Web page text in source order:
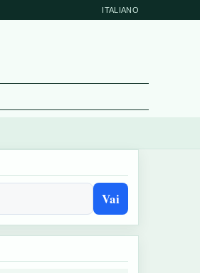
ITALIANO
Vai